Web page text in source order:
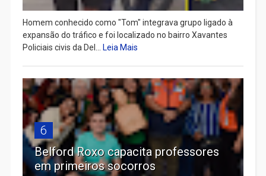
Homem conhecido como "Tom" integrava grupo ligado à
expansão do tráfico e foi localizado no bairro Xavantes
Policiais civis da Del... Leia Mais
6
Belford Roxo capacita professores
em primeiros socorros